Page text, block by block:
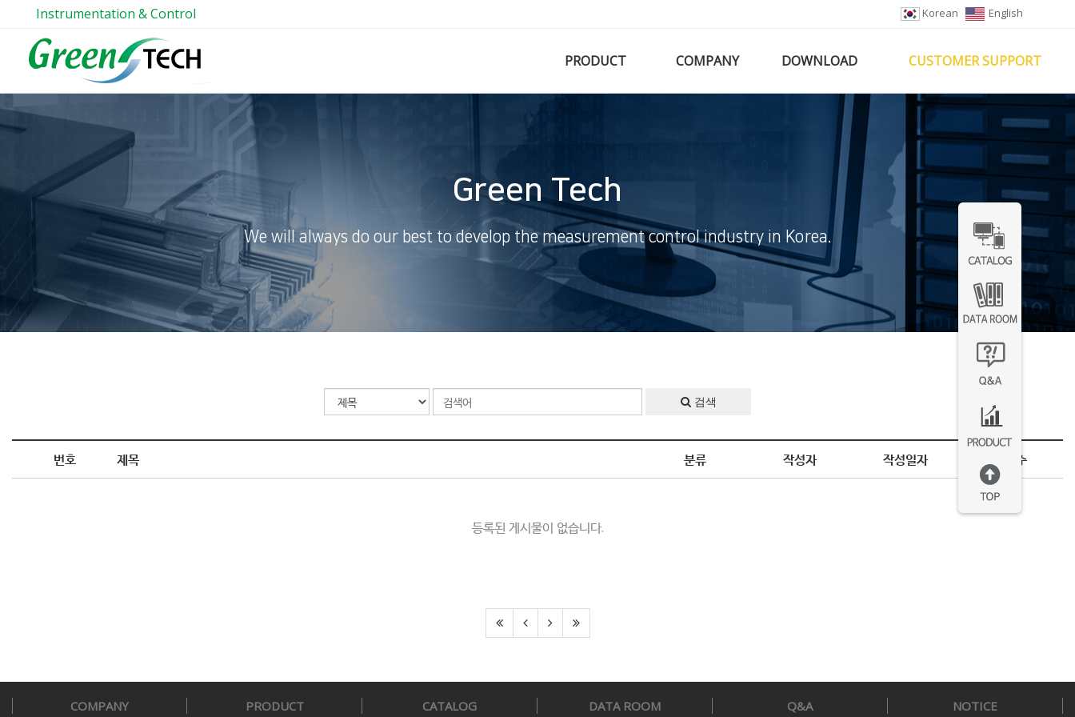
Instrumentation & Control Korean English
PRODUCT COMPANY DOWNLOAD CUSTOMER SUPPORT
Green Tech
We will always do our best to develop the measurement control industry in Korea.
검색
번호 제목 분류 작성자 작성일자 조회수
등록된 게시물이 없습니다.
COMPANY PRODUCT CATALOG DATA ROOM Q&A NOTICE